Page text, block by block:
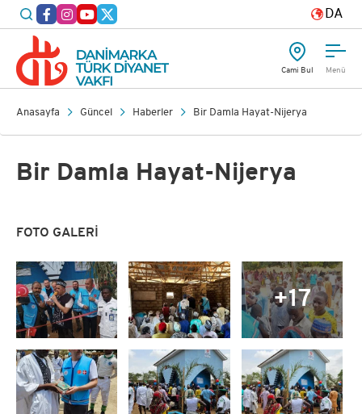
DA
Menü
Cami Bul
Anasayfa Güncel Haberler Bir Damla Hayat-Nijerya
Bir Damla Hayat-Nijerya
FOTO GALERİ
+17